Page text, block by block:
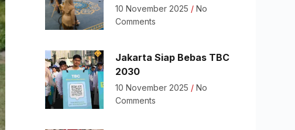
10 November 2025
No
Comments
Jakarta Siap Bebas TBC
2030
10 November 2025
No
Comments